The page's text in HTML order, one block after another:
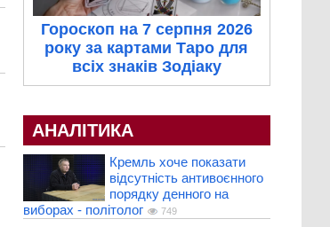
Гороскоп на 7 серпня 2026
року за картами Таро для
всіх знаків Зодіаку
АНАЛІТИКА
Кремль хоче показати
відсутність антивоєнного
порядку денного на
виборах - політолог
749